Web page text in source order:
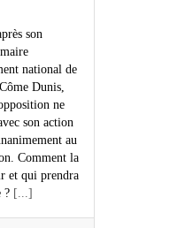
son
national de
Dunis,
ne
son action
au
Comment la
et qui prendra
? [...]